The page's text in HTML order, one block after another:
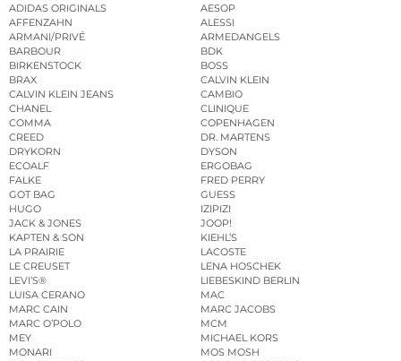
ADIDAS ORIGINALS
AESOP
AFFENZAHN
ALESSI
ARMANI/PRIVÉ
ARMEDANGELS
BARBOUR
BDK
BIRKENSTOCK
BOSS
BRAX
CALVIN KLEIN
CALVIN KLEIN JEANS
CAMBIO
CHANEL
CLINIQUE
COMMA
COPENHAGEN
CREED
DR. MARTENS
DRYKORN
DYSON
ECOALF
ERGOBAG
FALKE
FRED PERRY
GOT BAG
GUESS
HUGO
IZIPIZI
JACK & JONES
JOOP!
KAPTEN & SON
KIEHL’S
LA PRAIRIE
LACOSTE
LE CREUSET
LENA HOSCHEK
LEVI’S®
LIEBESKIND BERLIN
LUISA CERANO
MAC
MARC CAIN
MARC JACOBS
MARC O’POLO
MCM
MEY
MICHAEL KORS
MONARI
MOS MOSH